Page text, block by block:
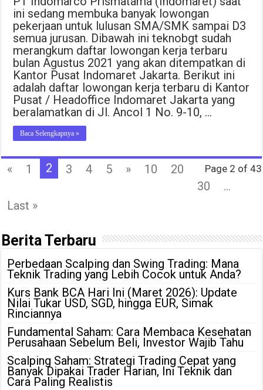
ini sedang membuka banyak lowongan
pekerjaan untuk lulusan SMA/SMK sampai D3
semua jurusan. Dibawah ini teknobgt sudah
merangkum daftar lowongan kerja terbaru
bulan Agustus 2021 yang akan ditempatkan di
Kantor Pusat Indomaret Jakarta. Berikut ini
adalah daftar lowongan kerja terbaru di Kantor
Pusat / Headoffice Indomaret Jakarta yang
beralamatkan di Jl. Ancol 1 No. 9-10, …
Baca Selengkapnya »
Page 2 of 43
« 1 2 3 4 5 » 10
20
30
...
Last »
Berita Terbaru
Perbedaan Scalping dan Swing Trading: Mana
Teknik Trading yang Lebih Cocok untuk Anda?
Kurs Bank BCA Hari Ini (Maret 2026): Update
Nilai Tukar USD, SGD, hingga EUR, Simak
Rinciannya
Fundamental Saham: Cara Membaca Kesehatan
Perusahaan Sebelum Beli, Investor Wajib Tahu
Scalping Saham: Strategi Trading Cepat yang
Banyak Dipakai Trader Harian, Ini Teknik dan
Cara Paling Realistis